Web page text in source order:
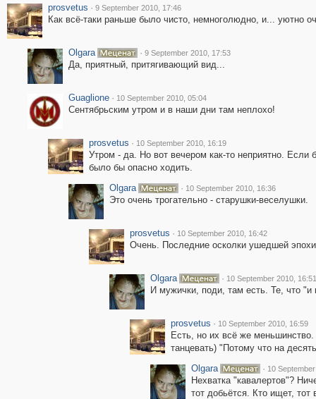
prosvetus · 9 September 2010, 17:46
Как всё-таки раньше было чисто, немноголюдно, и... уютно
Olgara · 9 September 2010, 17:53
Да, приятный, притягивающий вид...
Guaglione · 10 September 2010, 05:04
Сентябрьским утром и в наши дни там неплохо!
prosvetus · 10 September 2010, 16:19
Утром - да. Но вот вечером как-то неприятно.
было бы опасно ходить.
Olgara
· 10 September 2010, 16:36
Это очень трогательно - старушки-веселушки.
prosvetus · 10 September 2010, 16:42
Очень. Последние осколки ушедшей
Olgara · 10 September 2010, 16:51
И мужички, поди, там есть. Те, что
prosvetus · 10 September 2010, 16:59
Есть, но их всё же
танцевать) "Потому что на
Olgara
· 10
Нехватка "кавалертов"?
тот добьётся. Кто ищет, тот